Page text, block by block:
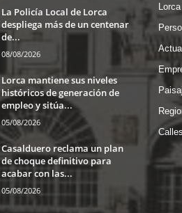
La Policía Local de Lorca
despliega más de un centenar
de...
08/08/2026
Lorca mantiene sus niveles
históricos de generación de
empleo y sitúa...
05/08/2026
Casalduero reclama un plan
de choque definitivo para
acabar con las...
05/08/2026
Lorca